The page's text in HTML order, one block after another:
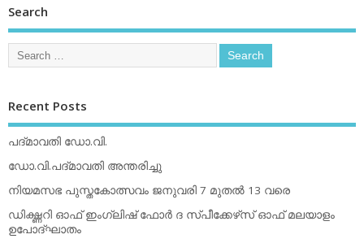
Search
Recent Posts
പദ്മാവതി ഡോ.വി.
ഡോ.വി.പദ്മാവതി അന്തരിച്ചു
നിയമസഭ പുസ്തകോത്സവം ജനുവരി 7 മുതല്‍ 13 വരെ
ഡിക്ഷ്ണറി ഓഫ് ഇംഗ്ലിഷ് ഫോര്‍ ദ സ്പീക്കേഴ്‌സ് ഓഫ് മലയാളം
ഉപോദ്ഘാതം